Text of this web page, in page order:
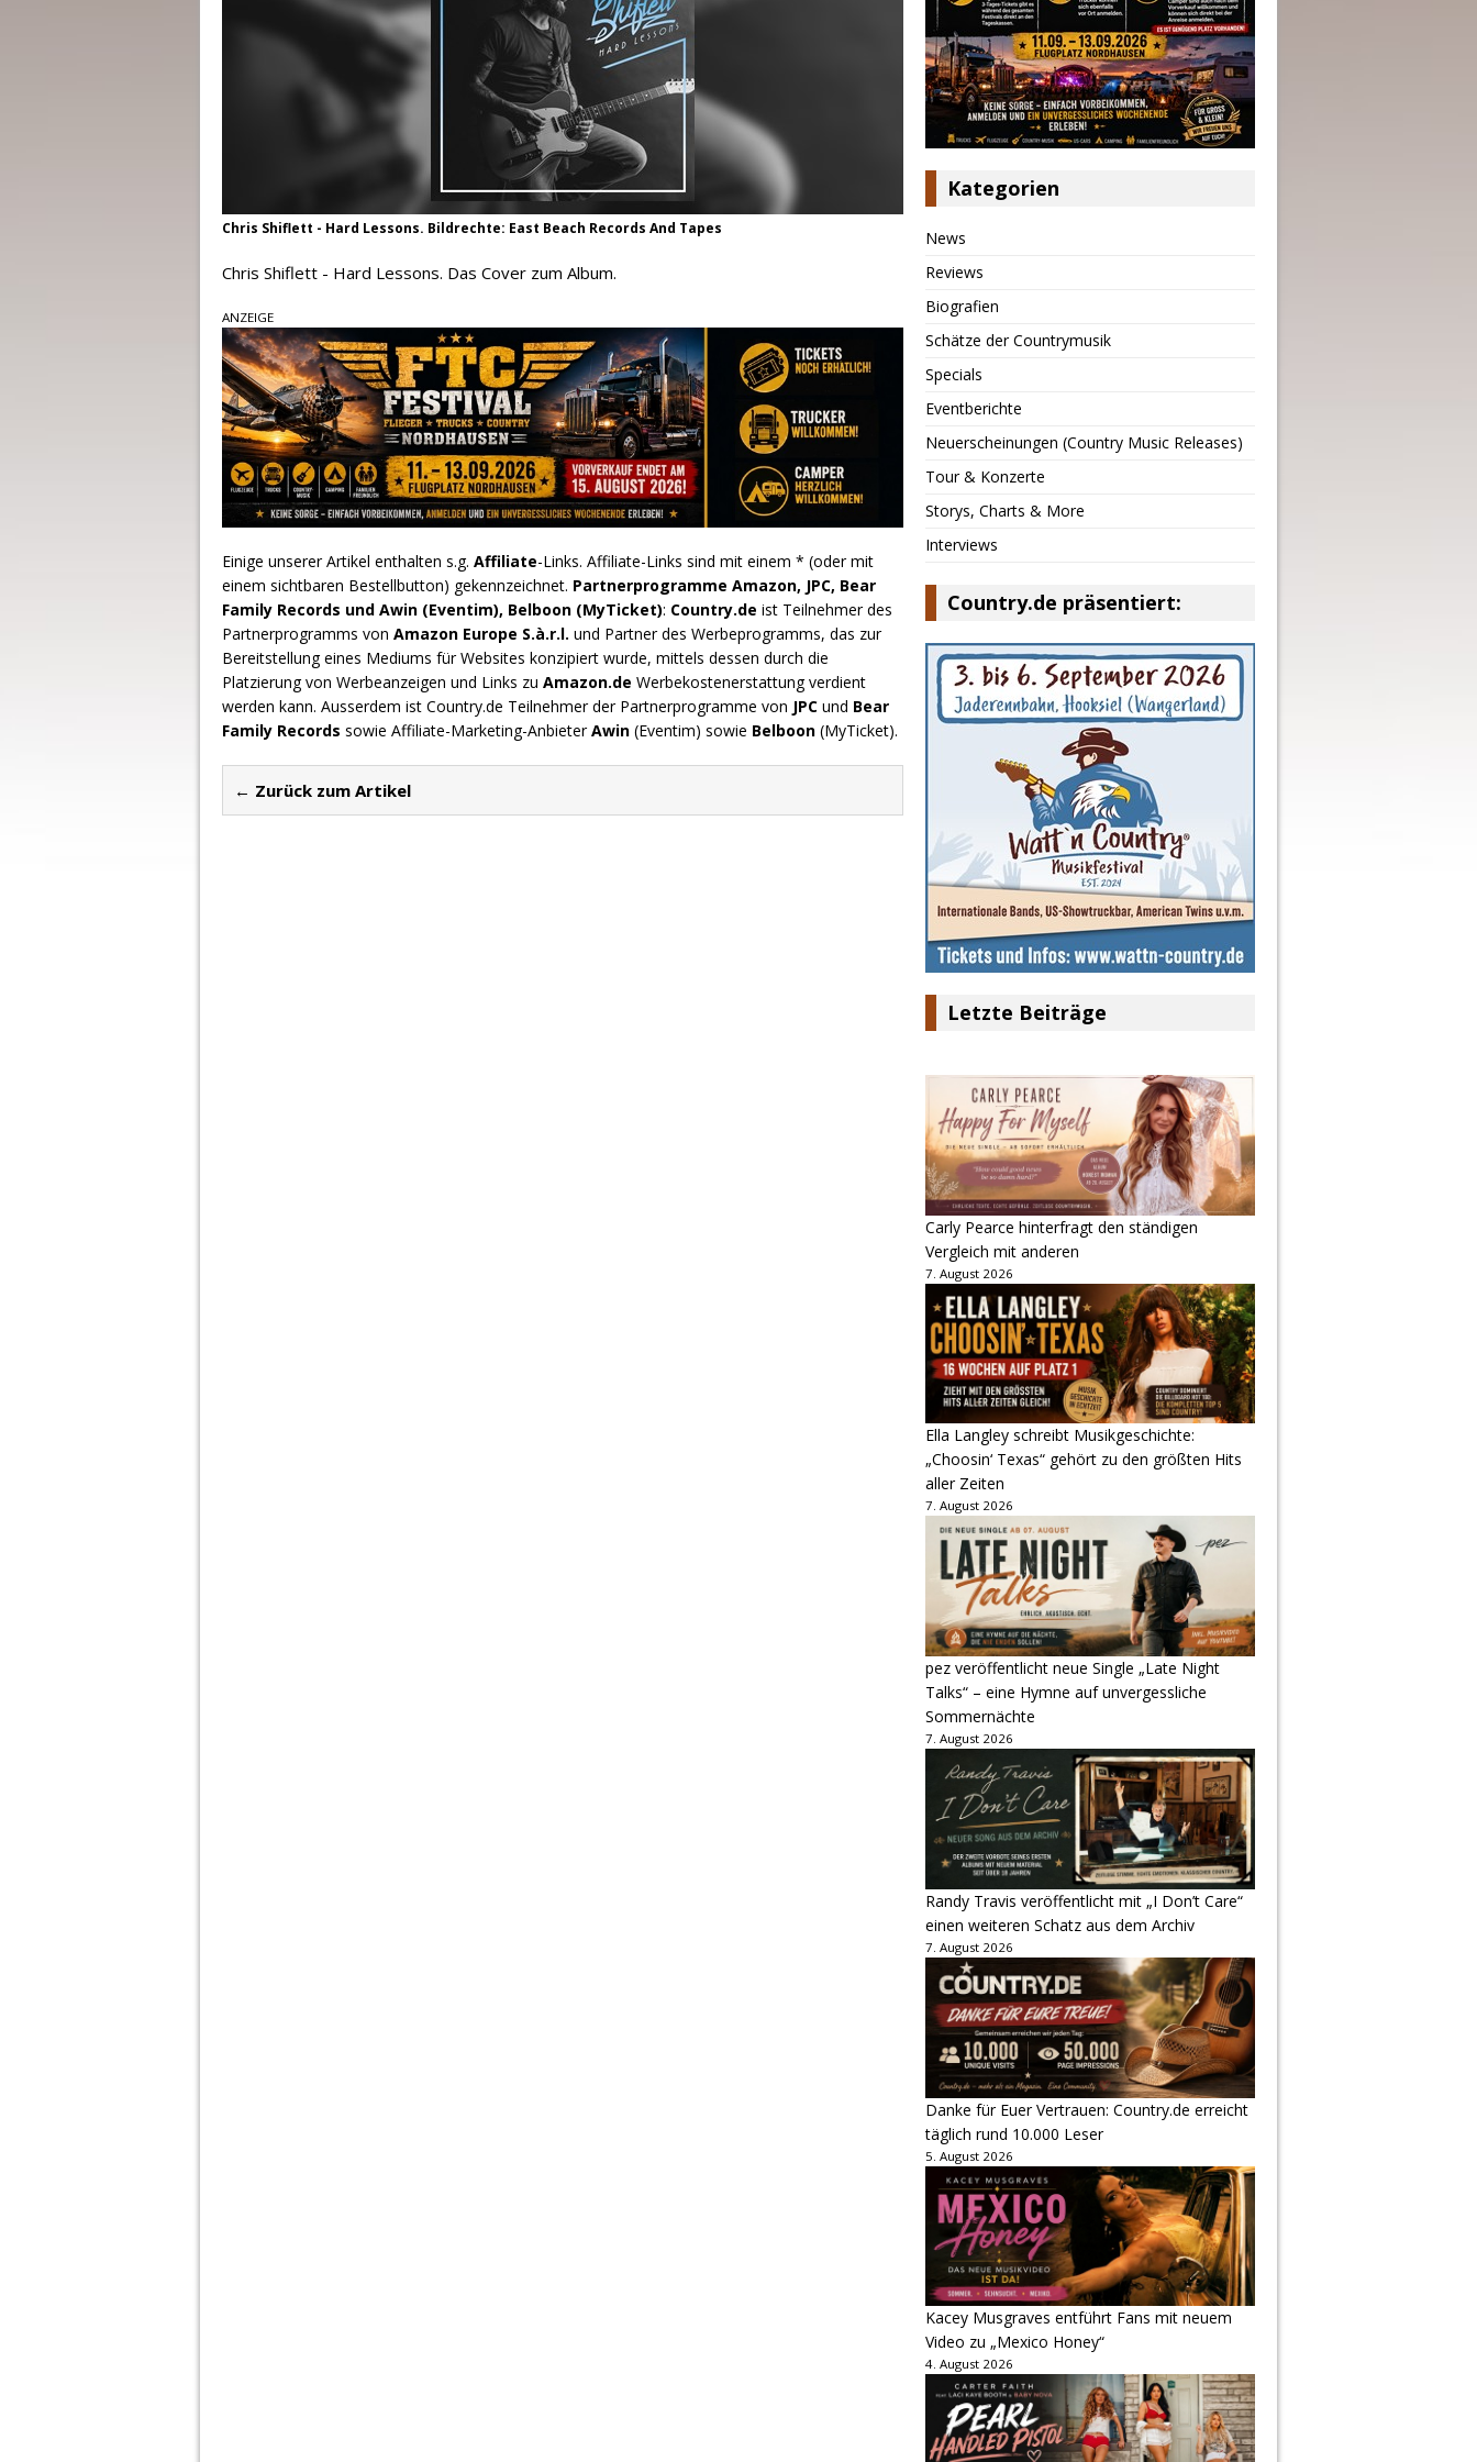
Chris Shiflett - Hard Lessons. Bildrechte: East Beach Records And Tapes
Chris Shiflett - Hard Lessons. Das Cover zum Album.
ANZEIGE
Einige unserer Artikel enthalten s.g. Affiliate-Links. Affiliate-Links sind mit einem * (oder mit
einem sichtbaren Bestellbutton) gekennzeichnet. Partnerprogramme Amazon, JPC, Bear
Family Records und Awin (Eventim), Belboon (MyTicket): Country.de ist Teilnehmer des
Partnerprogramms von Amazon Europe S.à.r.l. und Partner des Werbeprogramms, das zur
Bereitstellung eines Mediums für Websites konzipiert wurde, mittels dessen durch die
Platzierung von Werbeanzeigen und Links zu Amazon.de Werbekostenerstattung verdient
werden kann. Ausserdem ist Country.de Teilnehmer der Partnerprogramme von JPC und Bear
Family Records sowie Affiliate-Marketing-AnbieterAwin (Eventim) sowie Belboon (MyTicket).
← Zurück zum Artikel
Kategorien
News
Reviews
Biografien
Schätze der Countrymusik
Specials
Eventberichte
Neuerscheinungen (Country Music Releases)
Tour & Konzerte
Storys, Charts & More
Interviews
Country.de präsentiert:
Letzte Beiträge
Carly Pearce hinterfragt den ständigen
Vergleich mit anderen
7. August 2026
Ella Langley schreibt Musikgeschichte:
„Choosin‘ Texas“ gehört zu den größten Hits
aller Zeiten
7. August 2026
pez veröffentlicht neue Single „Late Night
Talks“ – eine Hymne auf unvergessliche
Sommernächte
7. August 2026
Randy Travis veröffentlicht mit „I Don’t Care“
einen weiteren Schatz aus dem Archiv
7. August 2026
Danke für Euer Vertrauen: Country.de erreicht
täglich rund 10.000 Leser
5. August 2026
Kacey Musgraves entführt Fans mit neuem
Video zu „Mexico Honey“
4. August 2026